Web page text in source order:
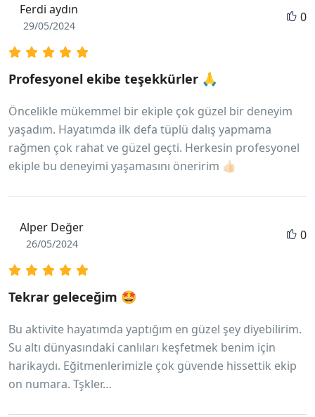
Ferdi aydın
29/05/2024
0
Profesyonel ekibe teşekkürler 🙏
Öncelikle mükemmel bir ekiple çok güzel bir deneyim
yaşadım. Hayatımda ilk defa tüplü dalış yapmama
rağmen çok rahat ve güzel geçti. Herkesin profesyonel
ekiple bu deneyimi yaşamasını öneririm 👍🏻
Alper Değer
26/05/2024
0
Tekrar geleceğim 🤩
Bu aktivite hayatımda yaptığım en güzel şey diyebilirim.
Su altı dünyasındaki canlıları keşfetmek benim için
harikaydı. Eğitmenlerimizle çok güvende hissettik ekip
on numara. Tşkler…